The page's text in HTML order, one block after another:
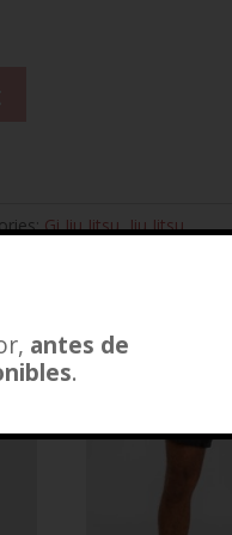
Gi Jiu Jitsu,Jiu Jitsu
antes de
.